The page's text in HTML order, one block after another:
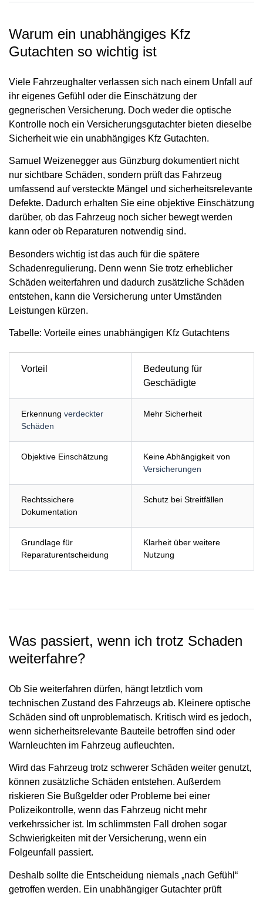
Warum ein unabhängiges Kfz
Gutachten so wichtig ist
Viele Fahrzeughalter verlassen sich nach einem Unfall auf
ihr eigenes Gefühl oder die Einschätzung der
gegnerischen Versicherung. Doch weder die optische
Kontrolle noch ein Versicherungsgutachter bieten dieselbe
Sicherheit wie ein unabhängiges Kfz Gutachten.
Samuel Weizenegger aus Günzburg dokumentiert nicht
nur sichtbare Schäden, sondern prüft das Fahrzeug
umfassend auf versteckte Mängel und sicherheitsrelevante
Defekte. Dadurch erhalten Sie eine objektive Einschätzung
darüber, ob das Fahrzeug noch sicher bewegt werden
kann oder ob Reparaturen notwendig sind.
Besonders wichtig ist das auch für die spätere
Schadenregulierung. Denn wenn Sie trotz erheblicher
Schäden weiterfahren und dadurch zusätzliche Schäden
entstehen, kann die Versicherung unter Umständen
Leistungen kürzen.
Tabelle: Vorteile eines unabhängigen Kfz Gutachtens
Vorteil
Bedeutung für
Geschädigte
Erkennung verdeckter
Schäden
Mehr Sicherheit
Objektive Einschätzung
Keine Abhängigkeit von
Versicherungen
Rechtssichere
Dokumentation
Schutz bei Streitfällen
Grundlage für
Reparaturentscheidung
Klarheit über weitere
Nutzung
Was passiert, wenn ich trotz Schaden
weiterfahre?
Ob Sie weiterfahren dürfen, hängt letztlich vom
technischen Zustand des Fahrzeugs ab. Kleinere optische
Schäden sind oft unproblematisch. Kritisch wird es jedoch,
wenn sicherheitsrelevante Bauteile betroffen sind oder
Warnleuchten im Fahrzeug aufleuchten.
Wird das Fahrzeug trotz schwerer Schäden weiter genutzt,
können zusätzliche Schäden entstehen. Außerdem
riskieren Sie Bußgelder oder Probleme bei einer
Polizeikontrolle, wenn das Fahrzeug nicht mehr
verkehrssicher ist. Im schlimmsten Fall drohen sogar
Schwierigkeiten mit der Versicherung, wenn ein
Folgeunfall passiert.
Deshalb sollte die Entscheidung niemals „nach Gefühl“
getroffen werden. Ein unabhängiger Gutachter prüft